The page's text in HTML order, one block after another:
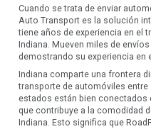
Cuando se trata de enviar
Auto Transport es la solución
tiene años de experiencia en el
Indiana. Mueven miles de
demostrando su experiencia en
Indiana comparte una frontera
transporte de automóviles
estados están bien conectados
que contribuye a la comodidad
Indiana. Esto significa que